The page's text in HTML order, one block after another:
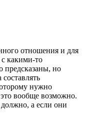
отношения и для
с какими-то
предсказаны, но
нужно
это вообще возможно.
а если они